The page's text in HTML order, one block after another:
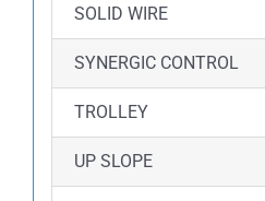
SOLID WIRE
SYNERGIC CONTROL
TROLLEY
UP SLOPE